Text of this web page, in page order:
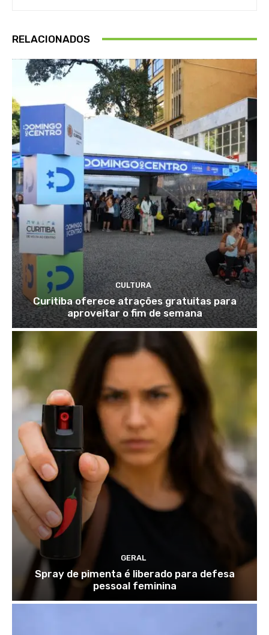
RELACIONADOS
CULTURA
Curitiba oferece atrações gratuitas para
aproveitar o fim de semana
GERAL
Spray de pimenta é liberado para defesa
pessoal feminina